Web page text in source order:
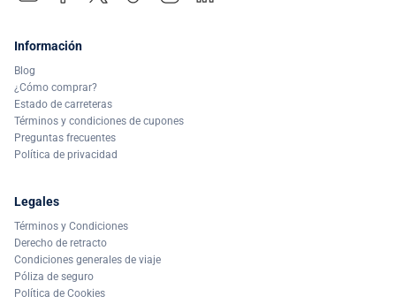
Información
Blog
¿Cómo comprar?
Estado de carreteras
Términos y condiciones de cupones
Preguntas frecuentes
Política de privacidad
Legales
Términos y Condiciones
Derecho de retracto
Condiciones generales de viaje
Póliza de seguro
Política de Cookies